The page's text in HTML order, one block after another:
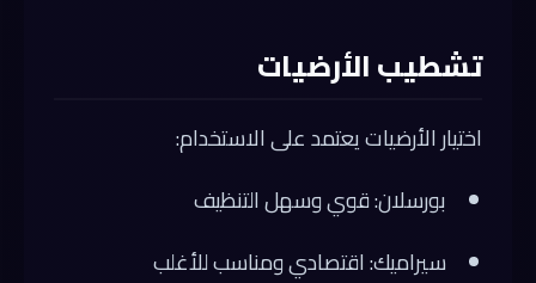
تشطيب الأرضيات
اختيار الأرضيات يعتمد على الاستخدام:
بورسلان: قوي وسهل التنظيف
سيراميك: اقتصادي ومناسب للأغلب